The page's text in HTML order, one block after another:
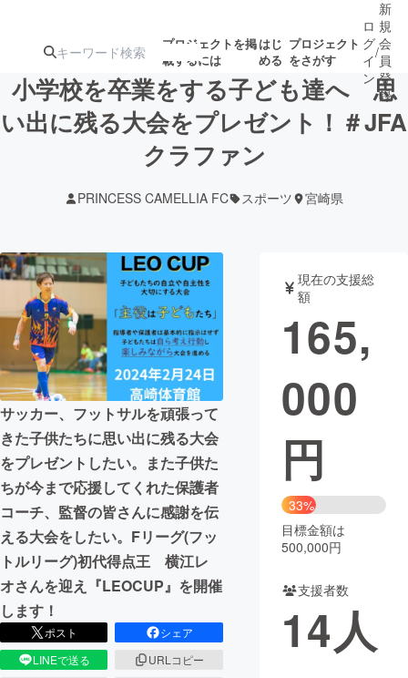
プロジェクトを掲
載するには
はじ
める
プロジェクト
をさがす
注目の新着プロ 募集終了が近いプ
テクノロジー・ガジェット
映像・映画 書籍・雑誌
ビジネス・起業 チャレンジ
まちづくり・地域活性化
CAMPFIRE for Social Good
CAMPFIRE Creation
CAMPFIREふるさと納税
コミュニティ
ロ
グ
イ
ン
/
新
規
会
員
登
録
小学校を卒業をする子ども達へ 思
い出に残る大会をプレゼント！＃JFA
クラファン
PRINCESS CAMELLIA FC スポーツ 宮崎県
サッカー、フットサルを頑張って
きた子供たちに思い出に残る大会
をプレゼントしたい。また子供た
ちが今まで応援してくれた保護者
コーチ、監督の皆さんに感謝を伝
える大会をしたい。Fリーグ(フッ
トルリーグ)初代得点王 横江レ
オさんを迎え『LEOCUP』を開催
します！
ポスト
シェア
LINEで送る
URLコピー
現在の支援総
額
165,
000
円
33%
目標金額は
500,000円
支援者数
14人